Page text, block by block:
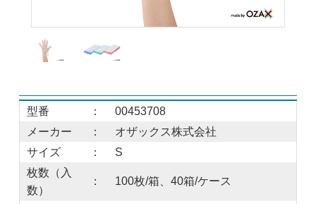
型番 ：
00453708
メーカー
：
オザックス株式会社
サイズ
：
S
枚数（入
数）
： 100枚/箱、40箱/ケース